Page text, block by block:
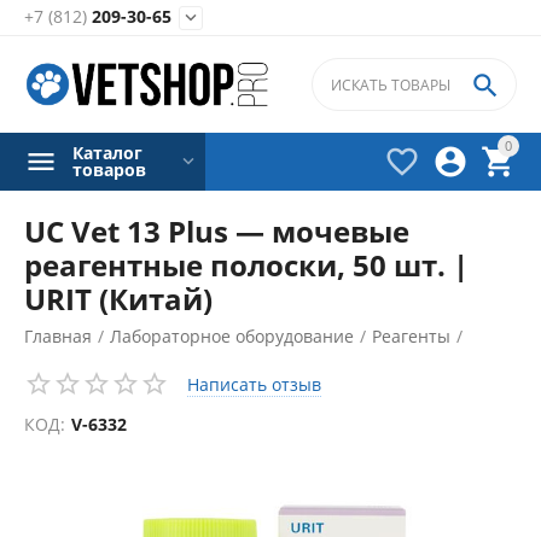
+7 (812) 209-30-65 
0




Каталог
товаров
UC Vet 13 Plus — мочевые
реагентные полоски, 50 шт. |
URIT (Китай)
Главная / Лабораторное оборудование / Реагенты /
Реагенты для исследования мочи /
Написать отзыв
КОД: V-6332